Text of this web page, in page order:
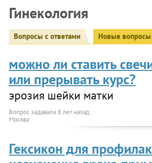
Гинекология
Вопросы с ответами Новые вопросы
можно ли ставить
или прерывать курс?
эрозия шейки матки
Вопрос задавали 8 лет назад
Москва
Гексикон для